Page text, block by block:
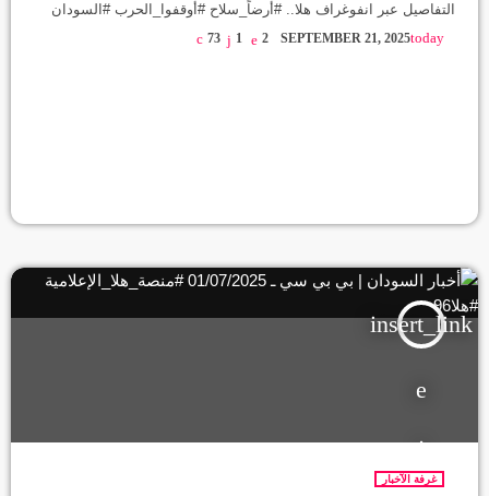
التفاصيل عبر انفوغراف هلا.. #أرضاً_سلاح #أوقفوا_الحرب #السودان
#كردفان #دارفور #الفاشر #منصة_هلا_الإعلامية #هلا96
today
SEPTEMBER 21, 2025
73 1 2
insert_link
غرفة الآخبار